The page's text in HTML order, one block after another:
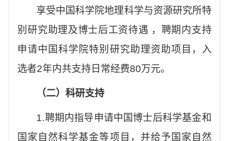
享受中国科学院地理科学与资源研究所特
别研究助理及博士后工资待遇 ， 聘期内支持
申请中国科学院特别研究助理资助项目，入
选者2年内共支持日常经费80万元。
（二）科研支持
1.聘期内指导申请中国博士后科学基金和
国家自然科学基金等项目，并给予国家自然